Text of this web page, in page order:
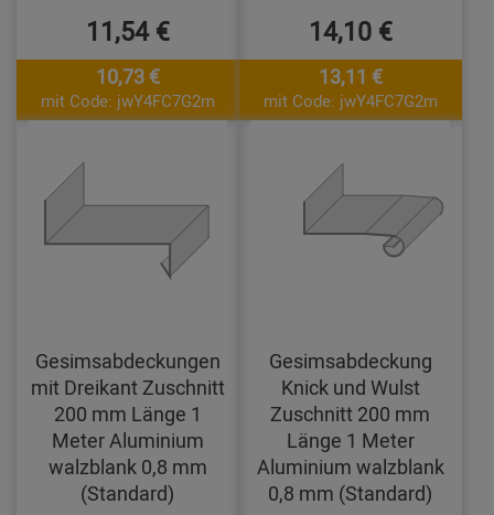
11,54 €
10,73 €
mit Code: jwY4FC7G2m
14,10 €
13,11 €
mit Code: jwY4FC7G2m
Gesimsabdeckungen
mit Dreikant Zuschnitt
200 mm Länge 1
Meter Aluminium
walzblank 0,8 mm
(Standard)
Gesimsabdeckung
Knick und Wulst
Zuschnitt 200 mm
Länge 1 Meter
Aluminium walzblank
0,8 mm (Standard)